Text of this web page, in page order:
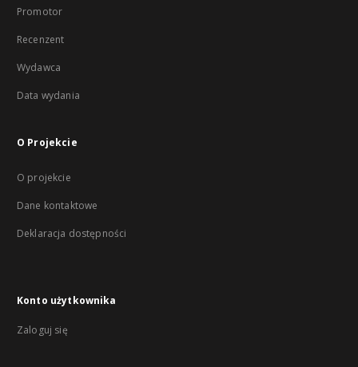
Promotor
Recenzent
Wydawca
Data wydania
O Projekcie
O projekcie
Dane kontaktowe
Deklaracja dostępności
Konto użytkownika
Zaloguj się